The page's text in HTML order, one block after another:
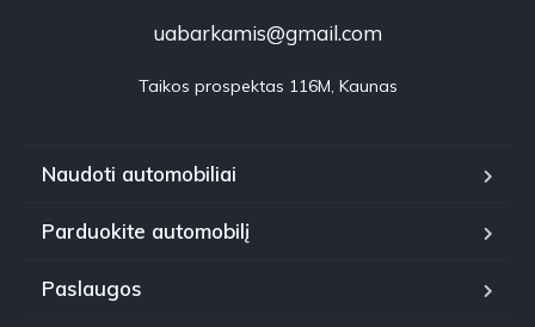
uabarkamis@gmail.com
Taikos prospektas 116M, Kaunas
Naudoti automobiliai
Parduokite automobilį
Paslaugos